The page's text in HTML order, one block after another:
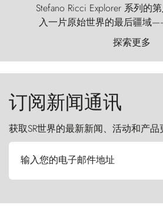
Stefano Ricci Explorer 系列的
入一片原始世界的最后疆域
以远古的怒号雕琢着自然，而
del Paine）则宛如石砌的哨兵
起挑战。
探索更多
订阅新闻通讯
获取SR世界的最新新闻、活动和产品
输入您的电子邮件地址